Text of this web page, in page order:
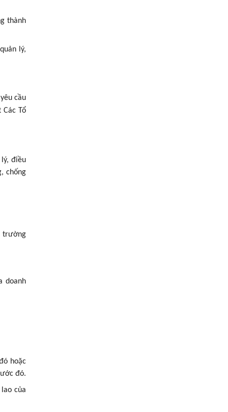
thành
lý,
cầu
Tổ
điều
chống
trường
doanh
hoặc
đó.
của